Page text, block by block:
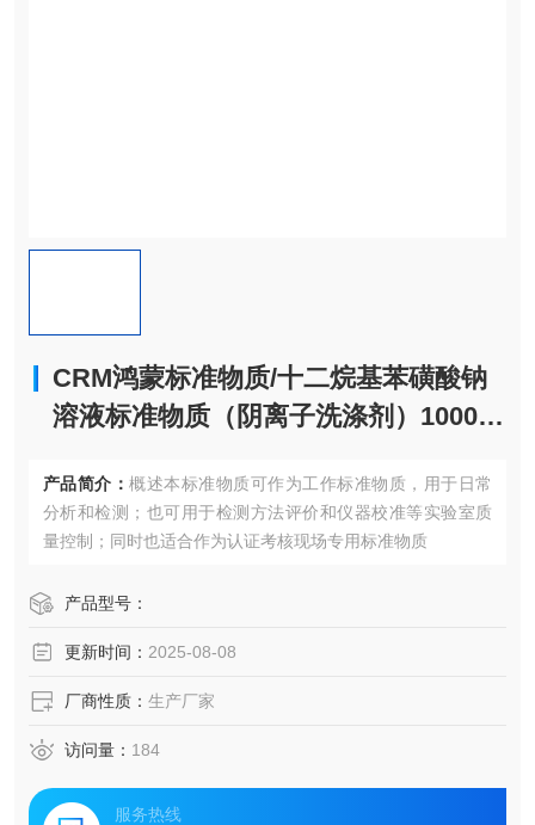
CRM鸿蒙标准物质/十二烷基苯磺酸钠
溶液标准物质（阴离子洗涤剂）1000μ
产品简介： 概述本标准物质可作为工作标准物质，用于日常
分析和检测；也可用于检测方法评价和仪器校准等实验室质
量控制；同时也适合作为认证考核现场专用标准物质
产品型号：
更新时间： 2025-08-08
厂商性质： 生产厂家
访问量： 184
服务热线